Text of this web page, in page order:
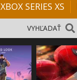
XBOX SERIES XS
VYHĽADAŤ